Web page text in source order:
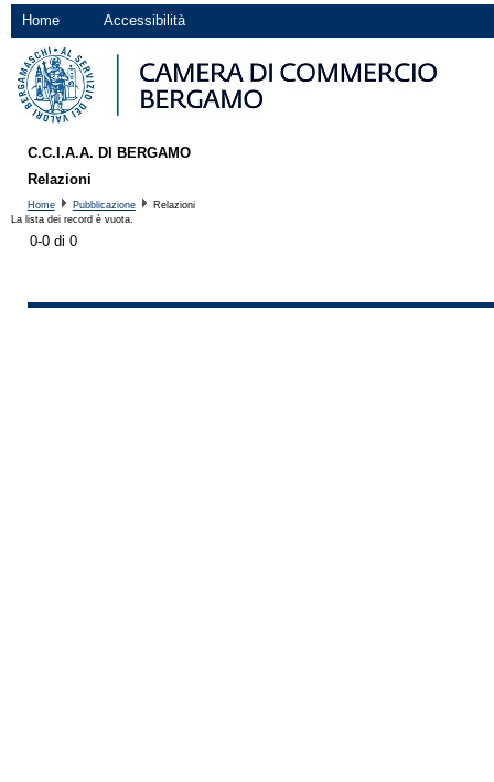
Home Accessibilità
C.C.I.A.A. DI BERGAMO
Relazioni
Home Pubblicazione
Relazioni
La lista dei record è vuota.
0-0 di 0